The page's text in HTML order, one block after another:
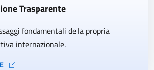
Trasparente
fondamentali della propria
internazionale.